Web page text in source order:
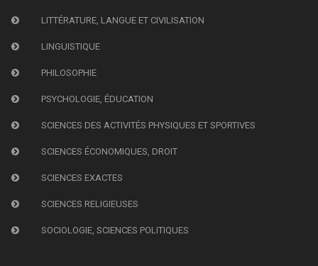
LITTÉRATURE, LANGUE ET CIVILISATION
LINGUISTIQUE
PHILOSOPHIE
PSYCHOLOGIE, ÉDUCATION
SCIENCES DES ACTIVITÉS PHYSIQUES ET SPORTIVES
SCIENCES ÉCONOMIQUES, DROIT
SCIENCES EXACTES
SCIENCES RELIGIEUSES
SOCIOLOGIE, SCIENCES POLITIQUES